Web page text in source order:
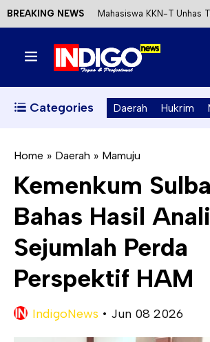
BREAKING NEWS Mahasiswa KKN-T Unhas
Etik Wisata di Pantai
Satu DPO Pengeroyokan
Ditangkap, Satu Lagi
Perizinan Air Tanah melalui
Kecewa Kapolresta Absen,
Soroti Kejanggalan Kasus
Categories Daerah Hukrim
Home » Daerah » Mamuju
Kemenkum
Bahas Hasil
Sejumlah Perda
Perspektif HAM
IndigoNews • Jun 08 2026